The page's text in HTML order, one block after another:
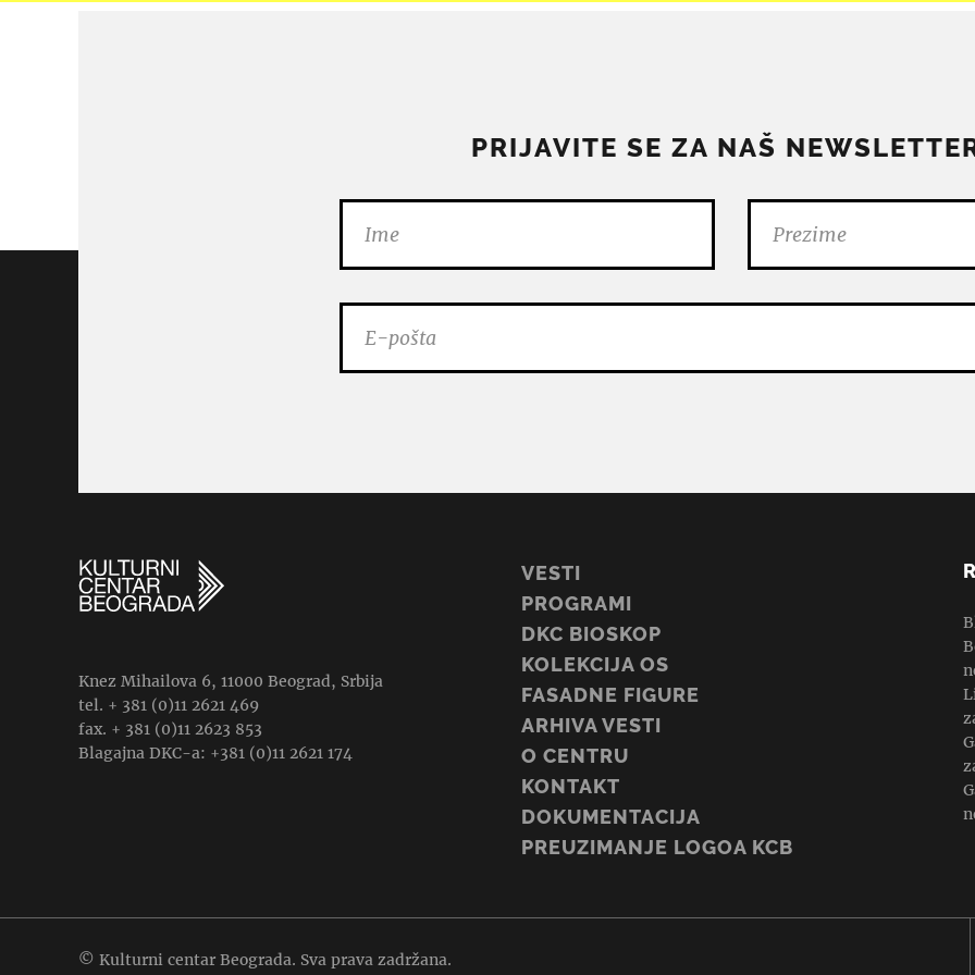
PRIJAVITE SE ZA NAŠ
Knez Mihailova 6, 11000 Beograd, Srbija
tel. + 381 (0)11 2621 469
fax. + 381 (0)11 2623 853
Blagajna DKC-a: +381 (0)11 2621 174
VESTI
PROGRAMI
DKC BIOSKOP
KOLEKCIJA OS
FASADNE FIGURE
ARHIVA VESTI
O CENTRU
KONTAKT
DOKUMENTACIJA
PREUZIMANJE LOGOA KCB
© Kulturni centar Beograda. Sva prava zadržana.